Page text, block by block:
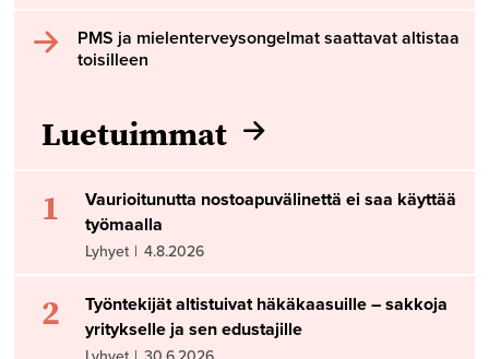
PMS ja mielenterveysongelmat saattavat altistaa
toisilleen
Luetuimmat
1
Vaurioitunutta nostoapuvälinettä ei saa käyttää
työmaalla
Lyhyet | 4.8.2026
2
Työntekijät altistuivat häkäkaasuille – sakkoja
yritykselle ja sen edustajille